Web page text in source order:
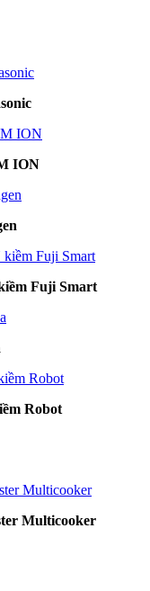
ION
Fuji Smart
Robot
Multicooker